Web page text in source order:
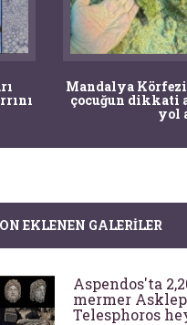
Mandalya
çocuğun dikkati
yol
EKLENEN GALERILER
Aspendos'ta
mermer
Telesphoros